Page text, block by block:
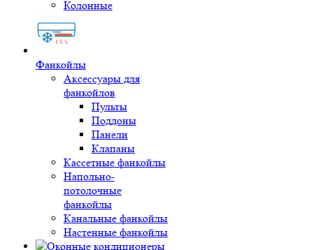
Колонные
Фанкойлы
Аксессуары для
фанкойлов
Пульты
Поддоны
Панели
Клапаны
Кассетные фанкойлы
Напольно-
потолочные
фанкойлы
Канальные фанкойлы
Настенные фанкойлы